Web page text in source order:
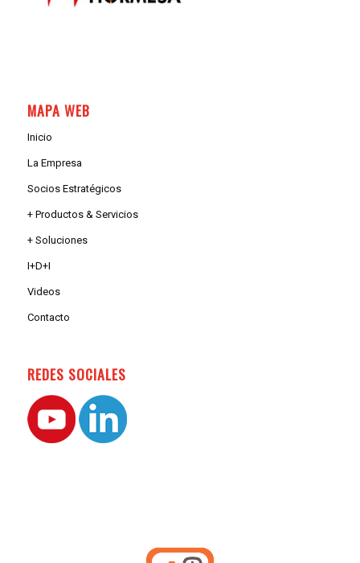
MAPA WEB
Inicio
La Empresa
Socios Estratégicos
+ Productos & Servicios
+ Soluciones
I+D+I
Videos
Contacto
REDES SOCIALES